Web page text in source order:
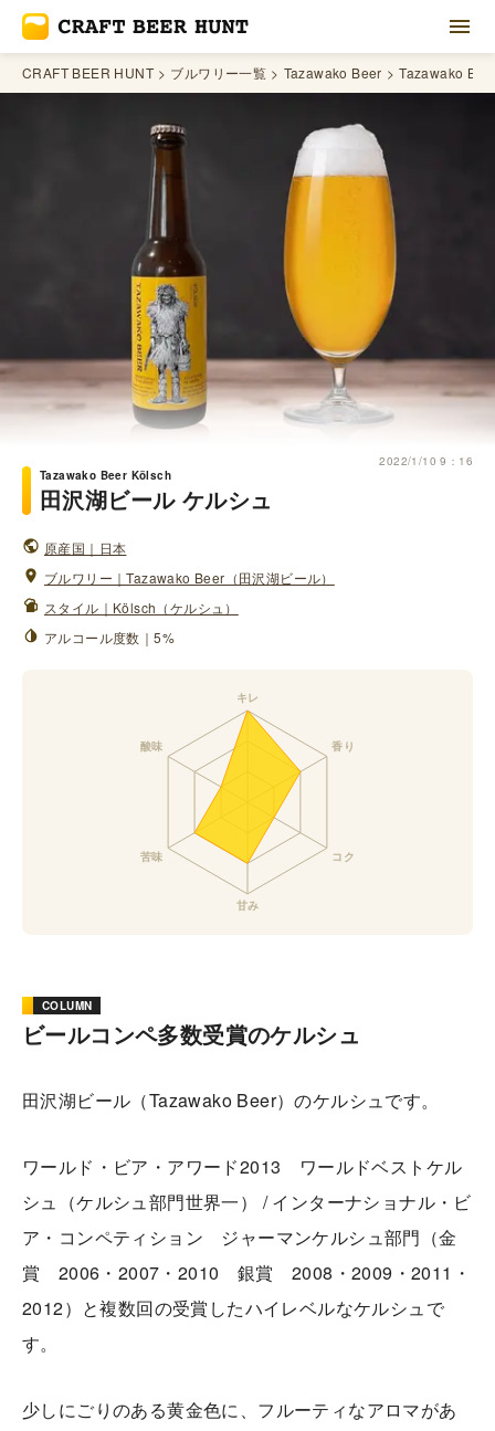
CRAFT BEER HUNT ブルワリー一覧 Tazawako Beer Tazawako
2022/1/10 9：16
Tazawako Beer Kölsch
田沢湖ビール ケルシュ
原産国｜日本
ブルワリー｜Tazawako Beer（田沢湖ビール）
スタイル｜Kölsch（ケルシュ）
アルコール度数｜5%
COLUMN
ビールコンペ多数受賞のケルシュ
田沢湖ビール（Tazawako Beer）のケルシュです。
ワールド・ビア・アワード2013 ワールドベストケル
シュ（ケルシュ部門世界一） / インターナショナル・ビ
ア・コンペティション ジャーマンケルシュ部門（金
賞 2006・2007・2010 銀賞 2008・2009・2011・
2012）と複数回の受賞したハイレベルなケルシュで
す。
少しにごりのある黄金色に、フルーティなアロマがあ